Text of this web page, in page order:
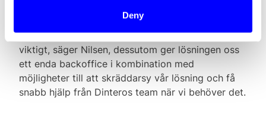
Deny
kundupplevelse. En plattform med flera
betalningsmetoder ger kunden valfrihet och det är
viktigt, säger Nilsen, dessutom ger lösningen oss
ett enda backoffice i kombination med
möjligheter till att skräddarsy vår lösning och få
snabb hjälp från Dinteros team när vi behöver det.